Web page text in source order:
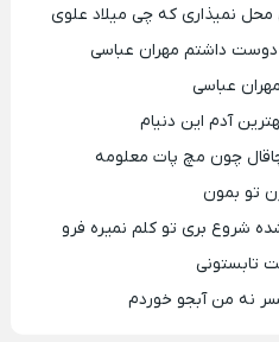
نمیذاری که چی میلاد علوی
داشتم مهران عباسی
عباسی
آدم این دنیام
چاقال چون مچ پات معلومه
تو بمون
شروع بری تو کلم نمیره فرو
تابستونی
نه من آبجو خوردم